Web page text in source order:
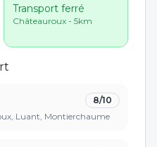
Transport ferré
Châteauroux - 5km
8/10
Luant, Montierchaume